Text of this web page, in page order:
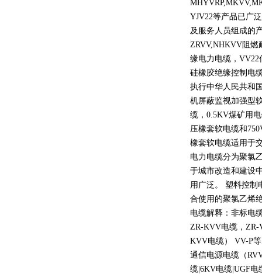
YJV22等产品已广
及服务人员组成的
ZRVV,NHKVV阻燃
缘电力电缆， VV22
硅橡胶绝缘控制电
执行中华人民共和
机屏蔽监视加强型
缆， 0.5KV煤矿用
压橡套软电缆和
橡套软电缆适用于
电力电缆分为聚氯
于城市改造和建设
用广泛。 塑料控制
合使用的聚氯乙烯
电缆解释：非标电
ZR-KVV电缆， ZR-
KVV电缆） VV-P
通信电源电缆（
缆 |6KV电缆 |UGF电